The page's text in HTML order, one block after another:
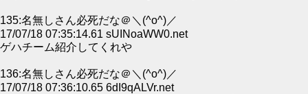
135:名無しさん必死だな＠＼(^o^)／
17/07/18 07:35:14.61 sUINoaWW0.net
ゲハチーム紹介してくれや
136:名無しさん必死だな＠＼(^o^)／
17/07/18 07:36:10.65 6dI9qALVr.net